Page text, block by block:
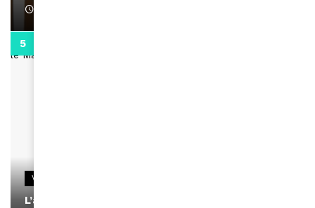
VIDEOS
L’artiste Yoan s’exprime